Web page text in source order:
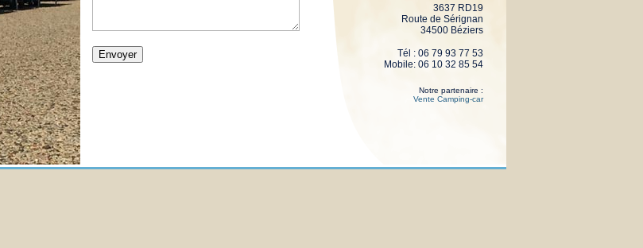
Envoyer
3637 RD19
Route de Sérignan
34500 Béziers
Tél : 06 79 93 77 53
Mobile: 06 10 32 85 54
Notre partenaire :
Vente Camping-car